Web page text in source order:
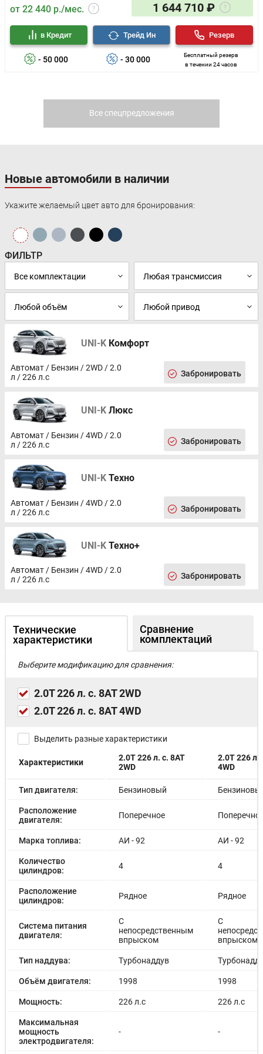
от 22 440 р./мес. 1 644 710 ₽
- 50 000
в Кредит
- 30 000
Трейд Ин
Бесплатный резерв
в течении 24 часов
Резерв
Все спецпредложения
Новые автомобили в наличии
Укажите желаемый цвет авто для бронирования:
ФИЛЬТР
UNI-K Комфорт
Автомат / Бензин / 2WD / 2.0
л / 226 л.с
Забронировать
UNI-K Люкс
Автомат / Бензин / 4WD / 2.0
л / 226 л.с
Забронировать
UNI-K Техно
Автомат / Бензин / 4WD / 2.0
л / 226 л.с
Забронировать
UNI-K Техно+
Автомат / Бензин / 4WD / 2.0
л / 226 л.с
Забронировать
Технические
характеристики
Сравнение
комплектаций
Выберите модификацию для сравнения:
2.0T 226 л. с. 8AT 2WD
2.0T 226 л. с. 8AT 4WD
Выделить разные характеристики
Характеристики
2.0T 226 л. с. 8AT
2WD
2.0T 226 л.
4WD
Тип двигателя: Бензиновый
Расположение
двигателя:
Поперечное
Марка топлива: АИ - 92 АИ - 92
Количество
цилиндров:
4 4
Расположение
цилиндров:
Рядное Рядное
Система питания
двигателя:
С
непосредственным
впрыском
С
впрыском
Тип наддува: Турбонаддув
Объём двигателя: 1998 1998
Мощность: 226 л.с 226 л.с
Максимальная
мощность
электродвигателя:
- -